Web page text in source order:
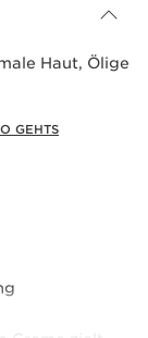
Haut, Ölige
GEHTS